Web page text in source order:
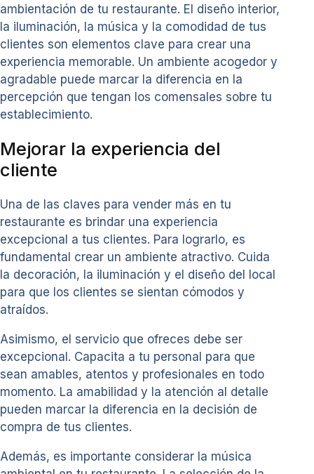
ambientación de tu restaurante. El diseño interior,
la iluminación, la música y la comodidad de tus
clientes son elementos clave para crear una
experiencia memorable. Un ambiente acogedor y
agradable puede marcar la diferencia en la
percepción que tengan los comensales sobre tu
establecimiento.
Mejorar la experiencia del
cliente
Una de las claves para vender más en tu
restaurante es brindar una experiencia
excepcional a tus clientes. Para lograrlo, es
fundamental crear un ambiente atractivo. Cuida
la decoración, la iluminación y el diseño del local
para que los clientes se sientan cómodos y
atraídos.
Asimismo, el servicio que ofreces debe ser
excepcional. Capacita a tu personal para que
sean amables, atentos y profesionales en todo
momento. La amabilidad y la atención al detalle
pueden marcar la diferencia en la decisión de
compra de tus clientes.
Además, es importante considerar la música